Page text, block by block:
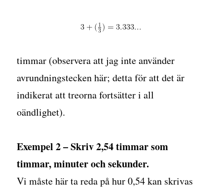
timmar (observera att jag inte använder
avrundningstecken här; detta för att det är
indikerat att treorna fortsätter i all
oändlighet).
Exempel 2– Skriv 2,54 timmar som
timmar, minuter och sekunder.
Vi måste här ta reda på hur 0,54 kan skrivas